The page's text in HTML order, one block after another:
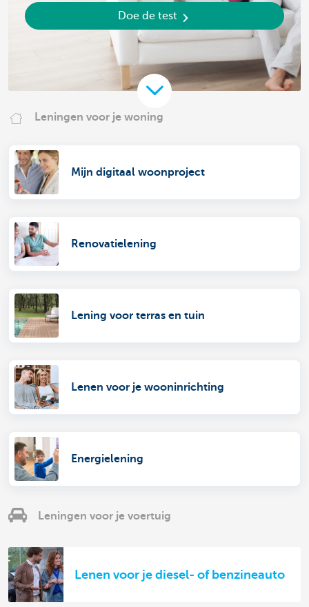
Doe de test
Leningen voor je woning
Mijn digitaal woonproject
Renovatielening
Lening voor terras en tuin
Lenen voor je wooninrichting
Energielening
Leningen voor je voertuig
Lenen voor je diesel- of benzineauto